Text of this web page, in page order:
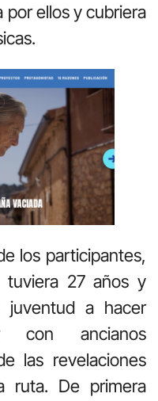
por ellos y cubriera
los participantes,
27 años y
juventud a hacer
con ancianos
las revelaciones
ruta. De primera